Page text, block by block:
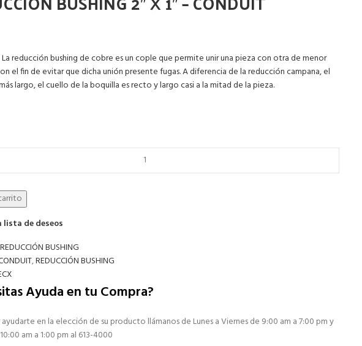
La reducción bushing de cobre es un cople que permite unir una pieza con otra de menor
el fin de evitar que dicha unión presente fugas. A diferencia de la reducción campana, el
largo, el cuello de la boquilla es recto y largo casi a la mitad de la pieza.
lista de deseos
REDUCCIÓN BUSHING
,REDUCCIÓN BUSHING
Ayuda en tu Compra?
en la elección de su producto llámanos de Lunes a Viernes de 9:00 am a 7:00 pm y
am a 1:00 pm al 613-4000